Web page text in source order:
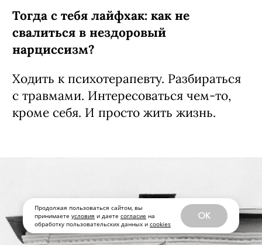
Продолжая пользоваться сайтом, вы
принимаете условия и даете согласие на
обработку пользовательских данных и cookies
OK
Тогда с тебя лайфхак: как не
свалиться в нездоровый
нарциссизм?
Ходить к психотерапевту. Разбираться
с травмами. Интересоваться чем-то,
кроме себя. И просто жить жизнь.